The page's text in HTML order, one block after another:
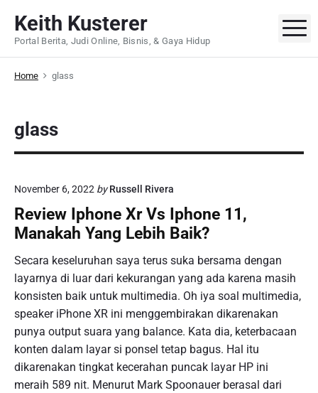
p
Keith Kusterer
Portal Berita, Judi Online, Bisnis, & Gaya Hidup
Home glass
glass
November 6, 2022 by Russell Rivera
Review Iphone Xr Vs Iphone 11,
Manakah Yang Lebih Baik?
Secara keseluruhan saya terus suka bersama dengan
layarnya di luar dari kekurangan yang ada karena masih
konsisten baik untuk multimedia. Oh iya soal multimedia,
speaker iPhone XR ini menggembirakan dikarenakan
punya output suara yang balance. Kata dia, keterbacaan
konten dalam layar si ponsel tetap bagus. Hal itu
dikarenakan tingkat kecerahan puncak layar HP ini
meraih 589 nit. Menurut Mark Spoonauer berasal dari